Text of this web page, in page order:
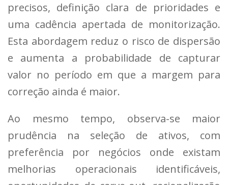
precisos, definição clara de prioridades e
uma cadência apertada de monitorização.
Esta abordagem reduz o risco de dispersão
e aumenta a probabilidade de capturar
valor no período em que a margem para
correção ainda é maior.
Ao mesmo tempo, observa-se maior
prudência na seleção de ativos, com
preferência por negócios onde existam
melhorias operacionais identificáveis,